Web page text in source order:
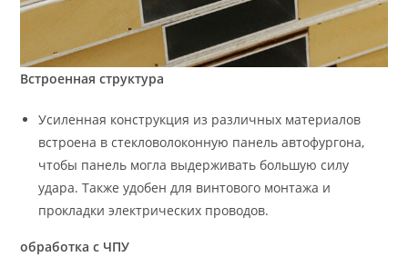
Встроенная структура
Усиленная конструкция из различных материалов
встроена в стекловолоконную панель автофургона,
чтобы панель могла выдерживать большую силу
удара. Также удобен для винтового монтажа и
прокладки электрических проводов.
обработка с ЧПУ